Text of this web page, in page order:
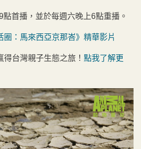
點首播，並於每週六晚上6點重播。
圈：馬來西亞京那峇》精華影片
得台灣親子生態之旅！ 點我了解更